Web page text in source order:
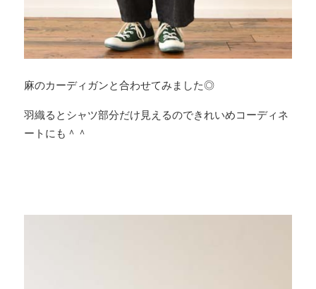
麻のカーディガンと合わせてみました◎
羽織るとシャツ部分だけ見えるのできれいめコーディネ
ートにも＾＾